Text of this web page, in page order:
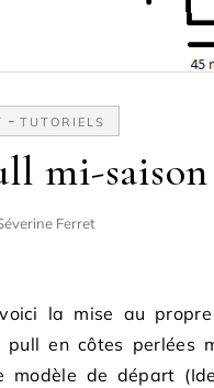
- TUTORIELS
mi-saison
Ferret
la mise au
en côtes perlées
modèle de départ